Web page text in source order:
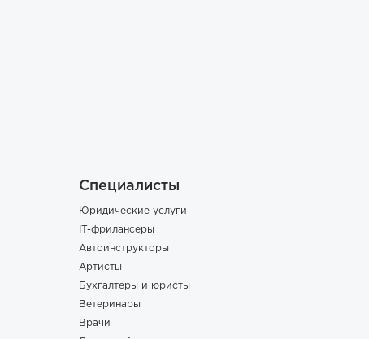
Специалисты
Юридические услуги
IT-фрилансеры
Автоинструкторы
Артисты
Бухгалтеры и юристы
Ветеринары
Врачи